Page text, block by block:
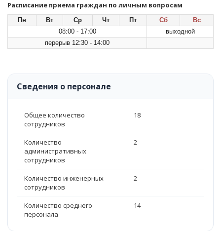
Расписание приема граждан по личным вопросам
Пн Вт Ср Чт Пт Сб
Вс
08:00 - 17:00
выходной
перерыв 12:30 - 14:00
Сведения о персонале
Общее количество
сотрудников
18
Количество
административных
сотрудников
2
Количество инженерных
сотрудников
2
Количество среднего
персонала
14